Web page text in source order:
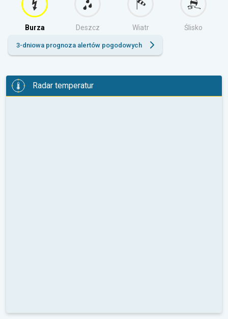
Burza Deszcz Wiatr Ślisko
3-dniowa prognoza alertów pogodowych
Radar temperatur